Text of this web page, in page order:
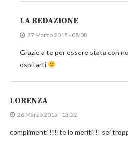
LA REDAZIONE
27 Marzo 2015 - 08:08
Grazie a te per essere stata con
ospitarti
LORENZA
26 Marzo 2015 - 13:52
complimenti !!!!te lo meriti!!! sei